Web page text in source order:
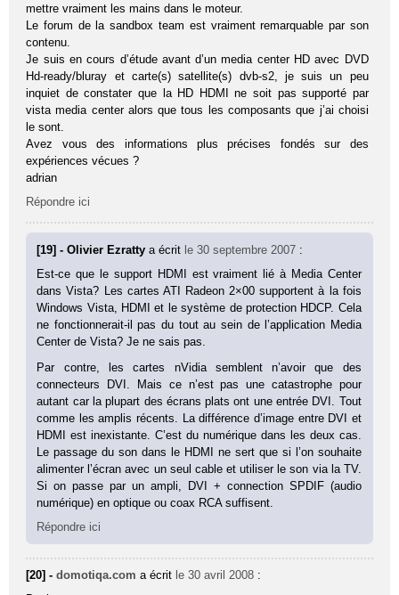
mettre vraiment les mains dans le moteur.
Le forum de la sandbox team est vraiment remarquable par son
contenu.
Je suis en cours d’étude avant d’un media center HD avec DVD
Hd-ready/bluray et carte(s) satellite(s) dvb-s2, je suis un peu
inquiet de constater que la HD HDMI ne soit pas supporté par
vista media center alors que tous les composants que j’ai choisi
le sont.
Avez vous des informations plus précises fondés sur des
expériences vécues ?
adrian
Répondre ici
[19] - Olivier Ezrattya écrit le 30 septembre 2007 :
Est-ce que le support HDMI est vraiment lié à Media Center
dans Vista? Les cartes ATI Radeon 2×00 supportent à la fois
Windows Vista, HDMI et le système de protection HDCP. Cela
ne fonctionnerait-il pas du tout au sein de l’application Media
Center de Vista? Je ne sais pas.
Par contre, les cartes nVidia semblent n’avoir que des
connecteurs DVI. Mais ce n’est pas une catastrophe pour
autant car la plupart des écrans plats ont une entrée DVI. Tout
comme les amplis récents. La différence d’image entre DVI et
HDMI est inexistante. C’est du numérique dans les deux cas.
Le passage du son dans le HDMI ne sert que si l’on souhaite
alimenter l’écran avec un seul cable et utiliser le son via la TV.
Si on passe par un ampli, DVI + connection SPDIF (audio
numérique) en optique ou coax RCA suffisent.
Répondre ici
[20] -domotiqa.com a écrit le 30 avril 2008 :